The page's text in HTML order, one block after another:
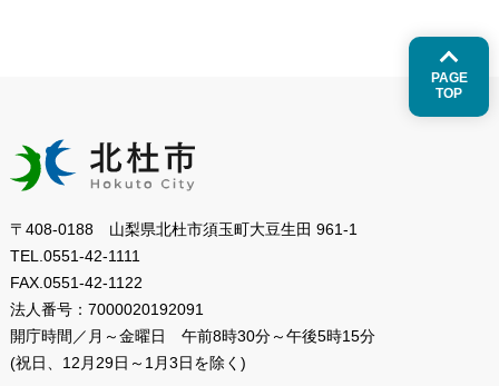
PAGE
TOP
〒408-0188 山梨県北杜市須玉町大豆生田 961-1
TEL. 0551-42-1111
FAX. 0551-42-1122
法人番号： 7000020192091
開庁時間／月～金曜日
午前8時30分～午後5時15分
(祝日、12月29日～1月3日を除く)